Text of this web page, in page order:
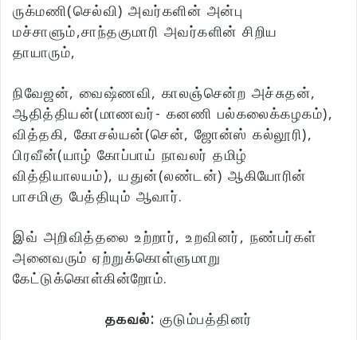
ருக்மணி(செல்வி) அவர்களின் அன்பு
மச்சாளும்,சாந்தகுமாரி அவர்களின் சிறிய
தாயாரும்,
நிவேஜன், வைஷ்ணவி, காலஞ்சென்ற அச்சுதன்,
ஆதித்தியன்(மாணவர்- கனணி பல்கலைக்கழகம்),
வித்தகி, கோசல்யன்(சென், ஜோன்ஸ் கல்லூரி),
பிரவீன்(யாழ் கோப்பாய் நாவலர் தமிழ்
வித்தியாலயம்), யதுன்(லண்டன்) ஆகியோரின்
பாசமிகு பேத்தியும் ஆவார்.
இவ் அறிவித்தலை உற்றார், உறவினர், நண்பர்கள்
அனைவரும் ஏற்றுக்கொள்ளுமாறு
கேட்டுக்கொள்கின்றோம்.
தகவல்: குடும்பத்தினர்